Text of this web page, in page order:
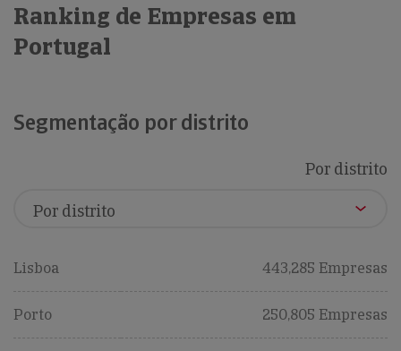
Ranking de Empresas em
Portugal
Segmentação por distrito
Por distrito
Lisboa 443,285 Empresas
Porto 250,805 Empresas